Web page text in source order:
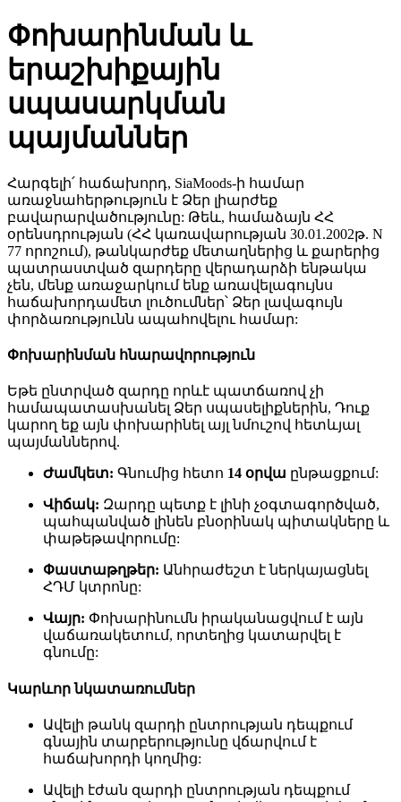
Փոխարինման և
երաշխիքային
սպասարկման
պայմաններ
Հարգելի՛ հաճախորդ, SiaMoods-ի համար
առաջնահերթություն է Ձեր լիարժեք
բավարարվածությունը: Թեև, համաձայն ՀՀ
օրենսդրության (ՀՀ կառավարության 30.01.2002թ. N
77 որոշում), թանկարժեք մետաղներից և քարերից
պատրաստված զարդերը վերադարձի ենթակա
չեն, մենք առաջարկում ենք առավելագույնս
հաճախորդամետ լուծումներ՝ Ձեր լավագույն
փորձառությունն ապահովելու համար:
Փոխարինման հնարավորություն
Եթե ընտրված զարդը որևէ պատճառով չի
համապատասխանել Ձեր սպասելիքներին, Դուք
կարող եք այն փոխարինել այլ նմուշով հետևյալ
պայմաններով.
Ժամկետ: Գնումից հետո 14 օրվա ընթացքում:
Վիճակ: Զարդը պետք է լինի չօգտագործված,
պահպանված լինեն բնօրինակ պիտակները և
փաթեթավորումը:
Փաստաթղթեր: Անհրաժեշտ է ներկայացնել
ՀԴՄ կտրոնը:
Վայր: Փոխարինումն իրականացվում է այն
վաճառակետում, որտեղից կատարվել է
գնումը:
Կարևոր նկատառումներ
Ավելի թանկ զարդի ընտրության դեպքում
գնային տարբերությունը վճարվում է
հաճախորդի կողմից:
Ավելի էժան զարդի ընտրության դեպքում